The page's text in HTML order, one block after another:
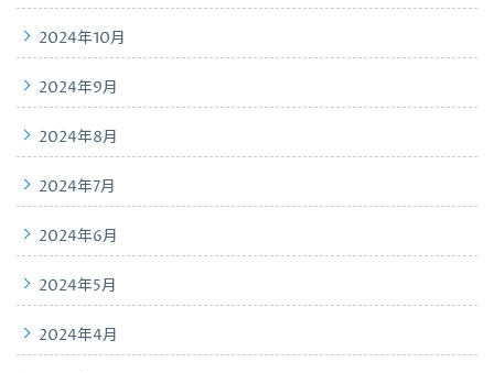
2024年10月
2024年9月
2024年8月
2024年7月
2024年6月
2024年5月
2024年4月